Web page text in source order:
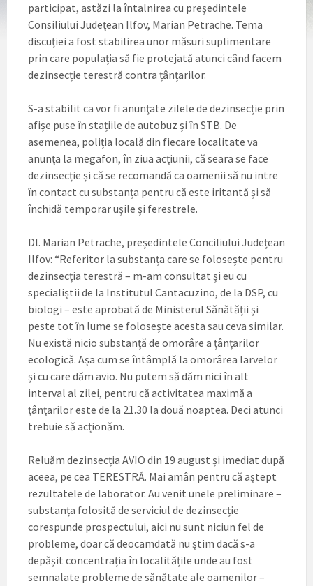
participat, astăzi la întalnirea cu preşedintele
Consiliului Judeţean Ilfov, Marian Petrache. Tema
discuţiei a fost stabilirea unor măsuri suplimentare
prin care populația să fie protejată atunci când facem
dezinsecție terestră contra țânțarilor.
S-a stabilit ca vor fi anunţate zilele de dezinsecție prin
afișe puse în stațiile de autobuz și în STB. De
asemenea, poliția locală din fiecare localitate va
anunța la megafon, în ziua acțiunii, că seara se face
dezinsecție și că se recomandă ca oamenii să nu intre
în contact cu substanța pentru că este iritantă și să
închidă temporar ușile și ferestrele.
Dl. Marian Petrache, președintele Conciliului Județean
Ilfov: “Referitor la substanța care se folosește pentru
dezinsecția terestră – m-am consultat și eu cu
specialiștii de la Institutul Cantacuzino, de la DSP, cu
biologi – este aprobată de Ministerul Sănătății și
peste tot în lume se folosește acesta sau ceva similar.
Nu există nicio substanță de omorâre a țânțarilor
ecologică. Așa cum se întâmplă la omorârea larvelor
și cu care dăm avio. Nu putem să dăm nici în alt
interval al zilei, pentru că activitatea maximă a
țânțarilor este de la 21.30 la două noaptea. Deci atunci
trebuie să acționăm.
Reluăm dezinsecția AVIO din 19 august și imediat după
aceea, pe cea TERESTRĂ. Mai amân pentru că aștept
rezultatele de laborator. Au venit unele preliminare –
substanța folosită de serviciul de dezinsecție
corespunde prospectului, aici nu sunt niciun fel de
probleme, doar că deocamdată nu știm dacă s-a
depășit concentrația în localitățile unde au fost
semnalate probleme de sănătate ale oamenilor –